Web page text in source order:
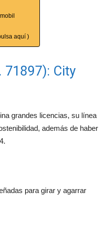
aquí )
71897): City
grandes licencias, su línea
además de haber
para girar y agarrar